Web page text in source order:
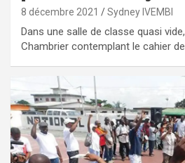
8 décembre 2021 Sydney IVEMBI
Dans une salle de classe quasi
Chambrier contemplant le cahier